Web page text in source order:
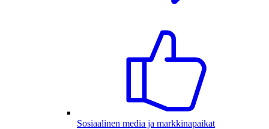
Sosiaalinen media ja markkinapaikat